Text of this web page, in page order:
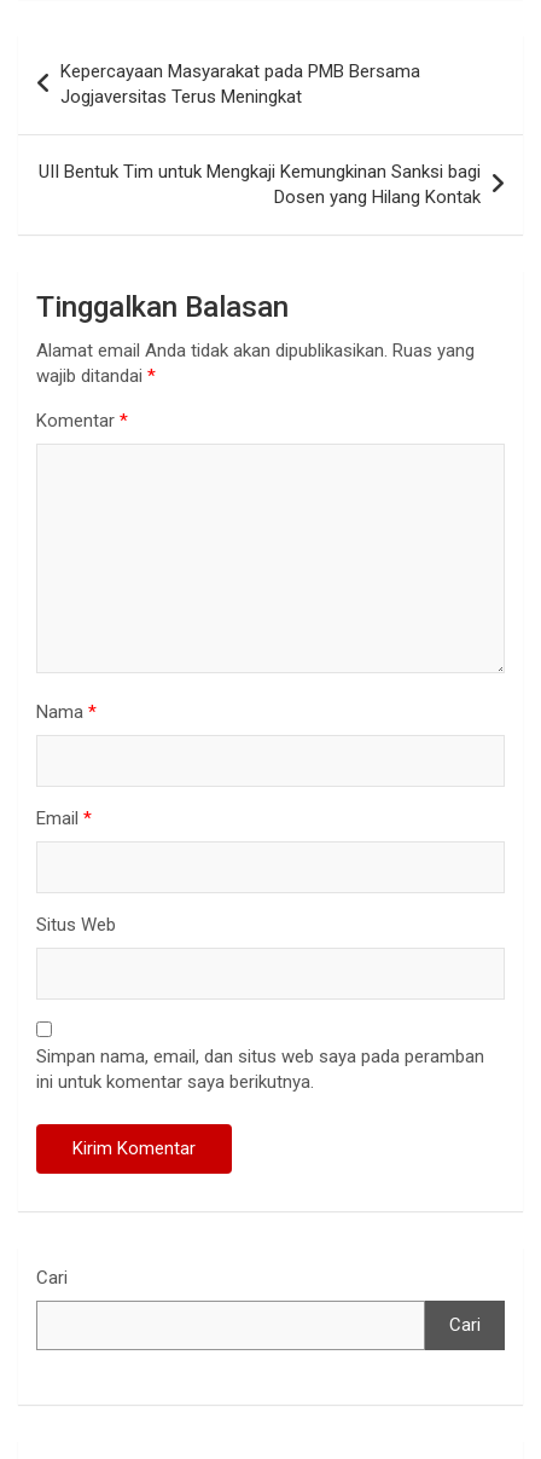
pos
Kepercayaan Masyarakat pada PMB Bersama
Jogjaversitas Terus Meningkat
UII Bentuk Tim untuk Mengkaji Kemungkinan Sanksi bagi
Dosen yang Hilang Kontak
Tinggalkan Balasan
Alamat email Anda tidak akan dipublikasikan. Ruas yang
wajib ditandai *
Komentar *
Nama *
Email *
Situs Web
Simpan nama, email, dan situs web saya pada peramban
ini untuk komentar saya berikutnya.
Cari
Cari